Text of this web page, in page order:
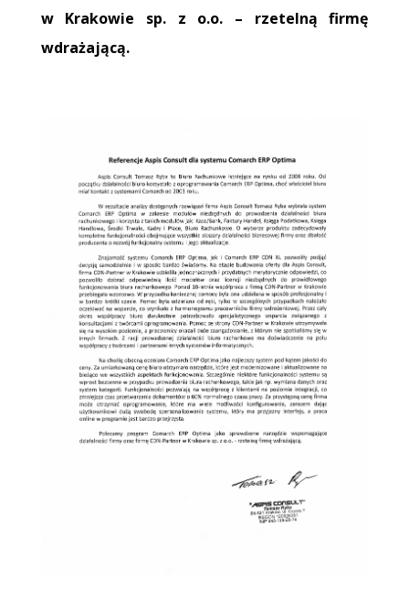
w Krakowie sp. z o.o. – rzetelną firmę
wdrażającą.